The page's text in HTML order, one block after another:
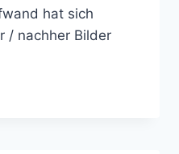
hat sich
/ nachher Bilder